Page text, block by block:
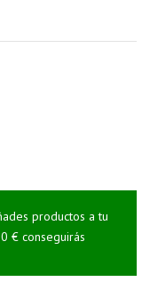
productos a tu
€ conseguirás